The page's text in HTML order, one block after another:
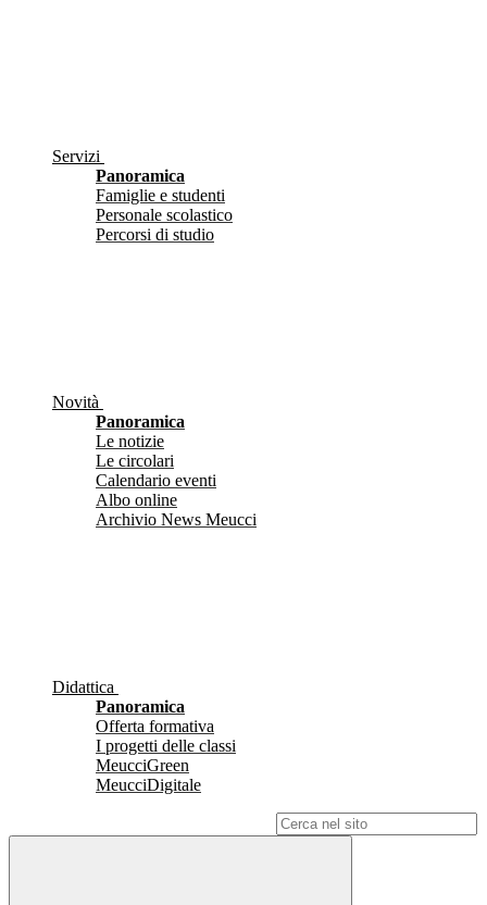
Servizi
Panoramica
Famiglie e studenti
Personale scolastico
Percorsi di studio
Novità
Panoramica
Le notizie
Le circolari
Calendario eventi
Albo online
Archivio News Meucci
Didattica
Panoramica
Offerta formativa
I progetti delle classi
MeucciGreen
MeucciDigitale